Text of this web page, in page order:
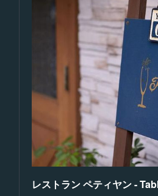
レストラン ペティヤン -